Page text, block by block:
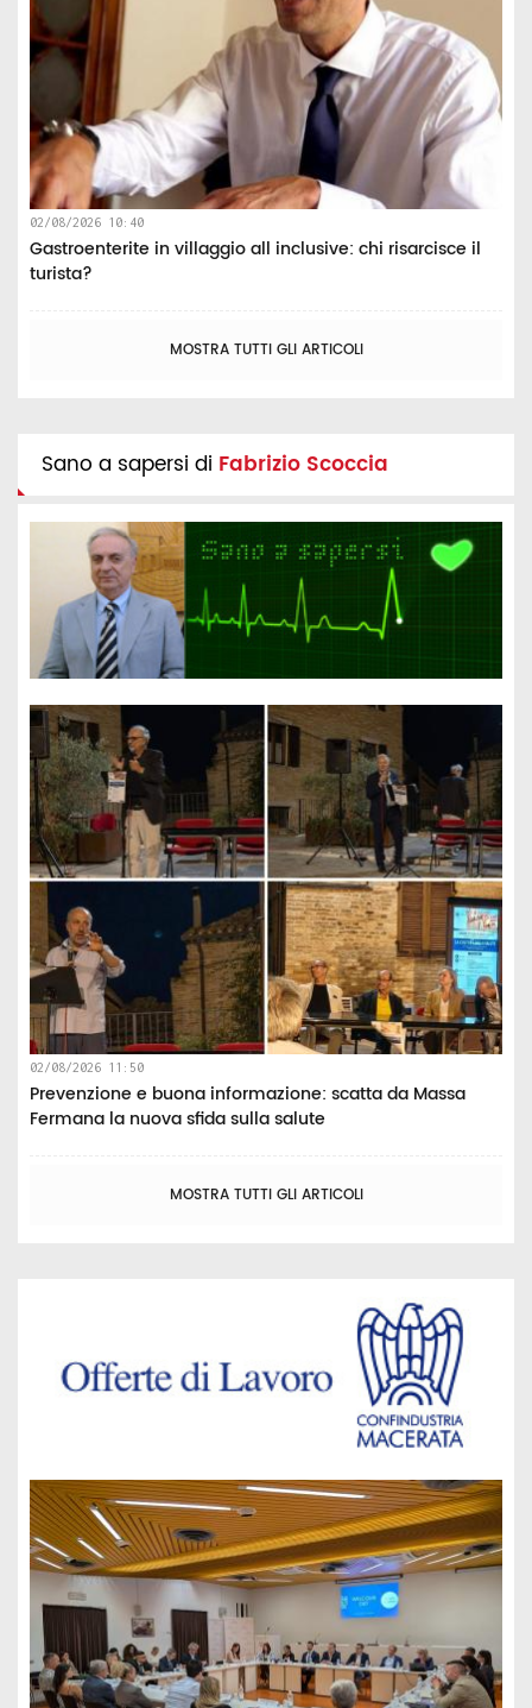
02/08/2026 10:40
Gastroenterite in villaggio all inclusive: chi risarcisce il
turista?
MOSTRA TUTTI GLI ARTICOLI
Sano a sapersi di Fabrizio Scoccia
02/08/2026 11:50
Prevenzione e buona informazione: scatta da Massa
Fermana la nuova sfida sulla salute
MOSTRA TUTTI GLI ARTICOLI